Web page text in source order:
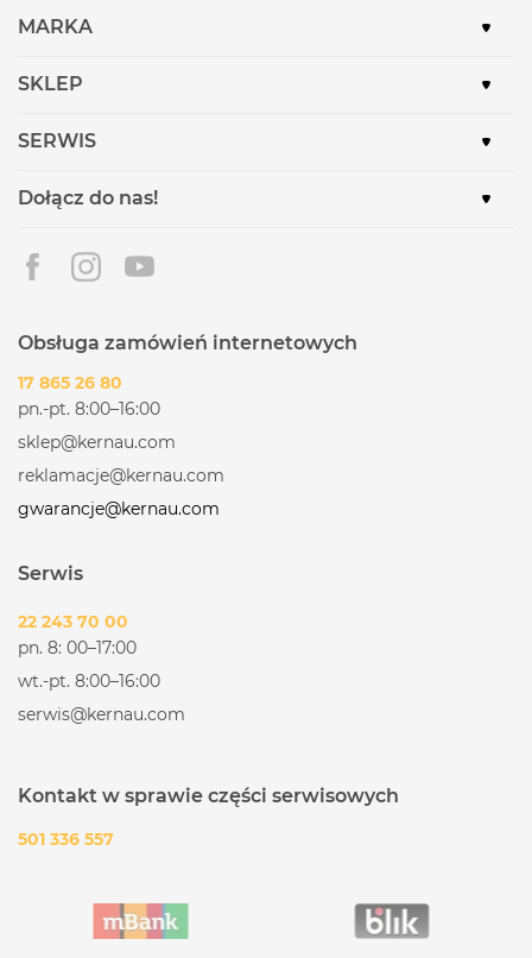
MARKA
SKLEP
SERWIS
Dołącz do nas!
Obsługa zamówień internetowych
17 865 26 80
pn.-pt. 8:00–16:00
sklep@kernau.com
reklamacje@kernau.com
gwarancje@kernau.com
Serwis
22 243 70 00
pn. 8: 00–17:00
wt.-pt. 8:00–16:00
serwis@kernau.com
Kontakt w sprawie części serwisowych
501 336 557